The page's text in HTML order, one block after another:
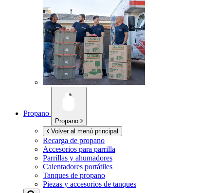
Propano
Propano
Volver al menú principal
Recarga de propano
Accesorios para parrilla
Parrillas y ahumadores
Calentadores portátiles
Tanques de propano
Piezas y accesorios de tanques